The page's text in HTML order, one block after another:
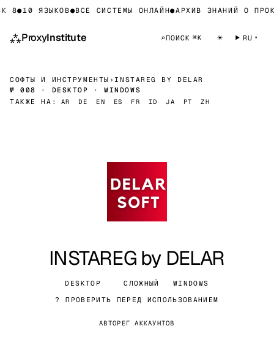
8●10 ЯЗЫКОВ ●ВСЕ СИСТЕМЫ ОНЛАЙН●АРХИВ ЗНАНИЙ О
⁂ProxyInstitute ⌕ПОИСК ⌘K ☀ RU
СОФТЫ И ИНСТРУМЕНТЫ ›INSTAREG BY DELAR
№ 008 · DESKTOP · WINDOWS
ТАКЖЕ НА:
AR DE EN ES FR ID JA PT ZH
INSTAREG by DELAR
DESKTOP СЛОЖНЫЙ
WINDOWS
? ПРОВЕРИТЬ ПЕРЕД ИСПОЛЬЗОВАНИЕМ
АВТОРЕГ АККАУНТОВ